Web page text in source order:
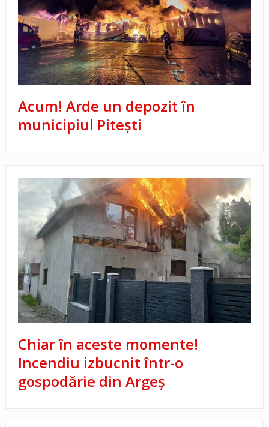
Acum! Arde un depozit în
municipiul Pitești
Chiar în aceste momente!
Incendiu izbucnit într-o
gospodărie din Argeș